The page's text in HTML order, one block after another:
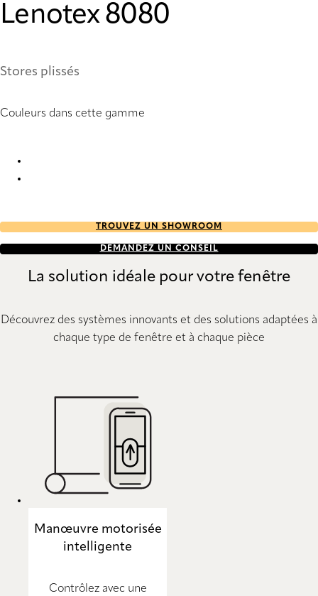
Lenotex 8080
Stores plissés
Couleurs dans cette gamme
TROUVEZ UN SHOWROOM
DEMANDEZ UN CONSEIL
La solution idéale pour votre fenêtre
Découvrez des systèmes innovants et des solutions adaptées à
chaque type de fenêtre et à chaque pièce
Manœuvre motorisée
intelligente
Contrôlez avec une